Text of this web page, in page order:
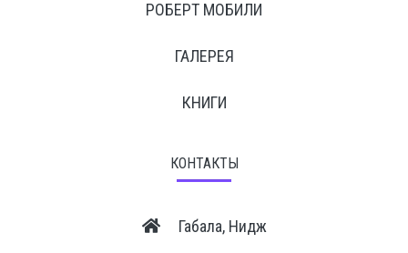
РОБЕРТ МОБИЛИ
ГАЛЕРЕЯ
КНИГИ
КОНТАКТЫ
Габала, Нидж